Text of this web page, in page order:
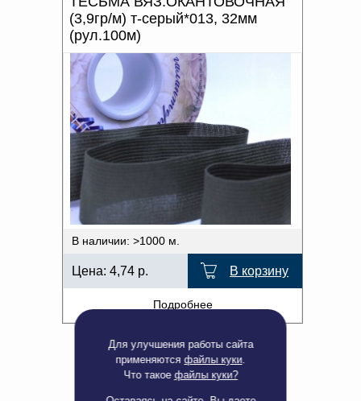
Для улучшения работы сайта
применяютсяфайлы куки.
Что такое файлы куки?
(3,9гр/м) т-серый*013, 32мм
(рул.100м)
В наличии: >1000 м.
Цена: 4,74 р. В корзину
Подробнее